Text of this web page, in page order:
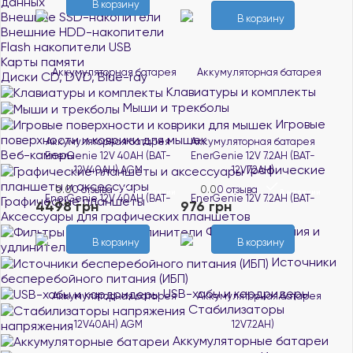
Внешние SSD-накопители
Внешние HDD-накопители
Flash накопители USB
Карты памяти
Диски CD, DVD, Blue-ray
Клавиатуры и комплекты
Мыши и трекболы
Игровые
поверхности и коврики для мышек
Веб-камеры
Графические
планшеты и аксессуары
Графические планшеты
Аксессуары для графических планшетов
Фильтры питания и
удлинители
Источники
бесперебойного питания (ИБП)
USB-хабы и кардридеры
Стабилизаторы
напряжения
Аккумуляторные батареи
В корзину
В корзину
Аккумуляторная батарея
EnerGenie 12V 40AH (BAT-
12V40AH) AGM
0.00 отзыва В наличии
4498 грн
В корзину
Аккумуляторная батарея
EnerGenie 12V 7.2AH (BAT-
12V7.2AH)
0.00 отзыва В наличии
976 грн
В корзину